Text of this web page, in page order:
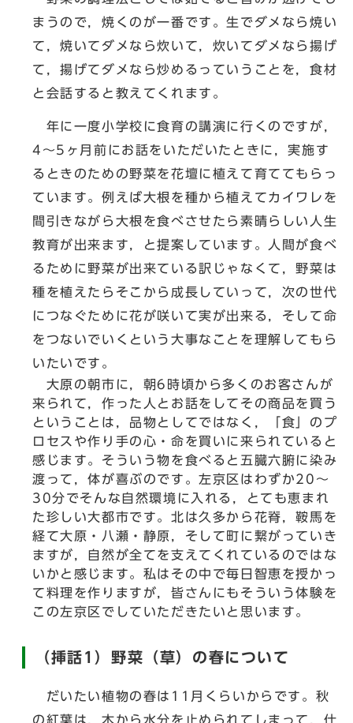
まうので，焼くのが一番です。生でダメなら焼い
て，焼いてダメなら炊いて，炊いてダメなら揚げ
て，揚げてダメなら炒めるっていうことを，食材
と会話すると教えてくれます。
年に一度小学校に食育の講演に行くのですが，
4～5ヶ月前にお話をいただいたときに，実施す
るときのための野菜を花壇に植えて育ててもらっ
ています。例えば大根を種から植えてカイワレを
間引きながら大根を食べさせたら素晴らしい人生
教育が出来ます，と提案しています。人間が食べ
るために野菜が出来ている訳じゃなくて，野菜は
種を植えたらそこから成長していって，次の世代
につなぐために花が咲いて実が出来る，そして命
をつないでいくという大事なことを理解してもら
いたいです。
大原の朝市に，朝6時頃から多くのお客さんが
来られて，作った人とお話をしてその商品を買う
ということは，品物としてではなく，「食」のプ
ロセスや作り手の心・命を買いに来られていると
感じます。そういう物を食べると五臓六腑に染み
渡って，体が喜ぶのです。左京区はわずか20～
30分でそんな自然環境に入れる，とても恵まれ
た珍しい大都市です。北は久多から花脊，鞍馬を
経て大原・八瀬・静原，そして町に繋がっていき
ますが，自然が全てを支えてくれているのではな
いかと感じます。私はその中で毎日智恵を授かっ
て料理を作りますが，皆さんにもそういう体験を
この左京区でしていただきたいと思います。
（挿話1）野菜（草）の春について
だいたい植物の春は11月くらいからです。秋
の紅葉は，木から水分を止められてしまって，仕